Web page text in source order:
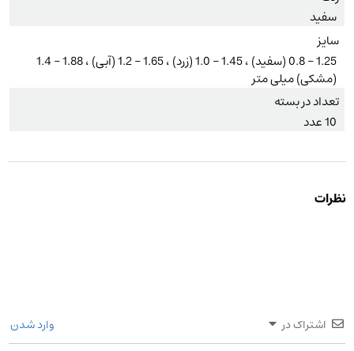
سفید
سایز
1.25 – 0.8 (سفید) ، 1.45 – 1.0 (زرد) ، 1.65 – 1.2 (آبی) ، 1.88 – 1.4
(مشکی) میلی متر
تعداد در بسته
10 عدد
نظرات
اشتراک در وارد شدن